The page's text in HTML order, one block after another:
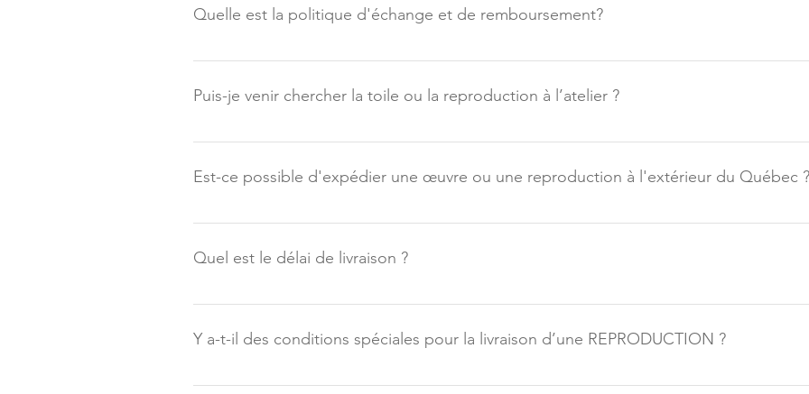
Quelle est la politique d'échange et de remboursement?
Tous les articles, soit les toiles et reproductions, sont des ventes finales. Il n’y a donc aucune
Puis-je venir chercher la toile ou la reproduction à l’atelier ?
Oui! Vous pouvez venir la chercher sur rendez-vous, à l’atelier à Longueuil. Dans ce cas, svp me
Est-ce possible d'expédier une œuvre ou une reproduction à l'extérieur du Québec ?
Oui ! Dans ce cas, contactez-moi par courriel afin que je calcule les frais d'expédition :
Quel est le délai de livraison ?
*Pour toutes livraisons à l’extérieur du Québec, svp me contacter par courriel afin de calculer
doit être sèche afin qu’elle puisse être livrée. Pour les reproductions : Les délais sont
Y a-t-il des conditions spéciales pour la livraison d’une REPRODUCTION ?
Oui, vous devez vous assurer d’être présent au moment de la livraison. Sinon, le colis sera